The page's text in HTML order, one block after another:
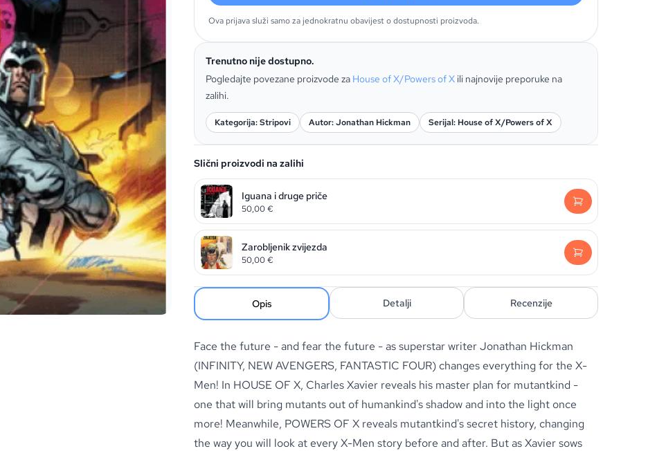
Ova prijava služi samo za jednokratnu obavijest o dostupnosti proizvoda.
Trenutno nije dostupno.
Pogledajte povezane proizvode za House of X/Powers of X ili najnovije preporuke na
zalihi.
Kategorija: Stripovi Autor: Jonathan Hickman Serijal: House of X/Powers of X
Slični proizvodi na zalihi
Iguana i druge priče
50,00€
Zarobljenik zvijezda
50,00€
Opis Detalji Recenzije
Face the future - and fear the future - as superstar writer Jonathan Hickman
(INFINITY, NEW AVENGERS, FANTASTIC FOUR) changes everything for the X-
Men! In HOUSE OF X, Charles Xavier reveals his master plan for mutantkind -
one that will bring mutants out of humankind's shadow and into the light once
more! Meanwhile, POWERS OF X reveals mutantkind's secret history, changing
the way you will look at every X-Men story before and after. But as Xavier sows